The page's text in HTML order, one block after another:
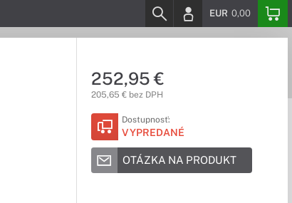
EUR 0,00
252,95 €
205,65 € bez DPH
Dostupnosť:
VYPREDANÉ
OTÁZKA NA PRODUKT